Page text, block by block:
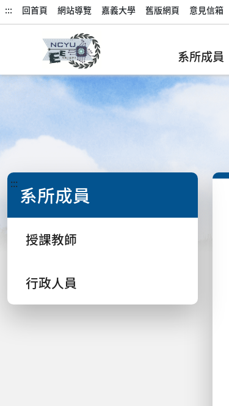
::: 回首頁 網站導覽 嘉義大學 舊版網頁 意見信箱
系所成員
::: 系所成員
授課教師
行政人員